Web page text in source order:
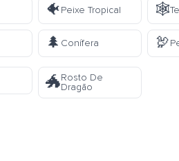
🐠Peixe Tropical 🕸️
🌲 Conífera 🦃
🐲Rosto De
Dragão